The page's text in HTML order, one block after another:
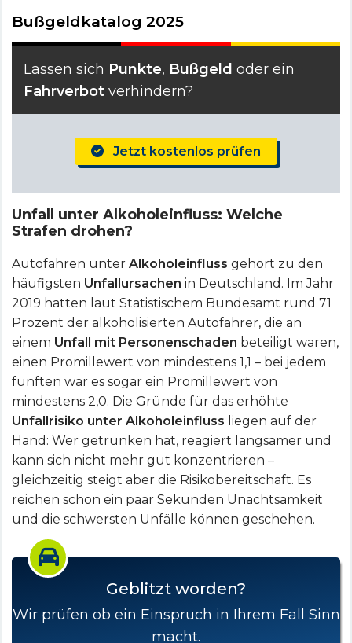
Bußgeldkatalog 2025
Lassen sich Punkte, Bußgeld oder ein
Fahrverbot verhindern?
Jetzt kostenlos prüfen
Unfall unter Alkoholeinfluss: Welche
Strafen drohen?
Autofahren unter Alkoholeinfluss gehört zu den
häufigsten Unfallursachen in Deutschland. Im Jahr
2019 hatten laut Statistischem Bundesamt rund 71
Prozent der alkoholisierten Autofahrer, die an
einem Unfall mit Personenschaden beteiligt waren,
einen Promillewert von mindestens 1,1 – bei jedem
fünften war es sogar ein Promillewert von
mindestens 2,0. Die Gründe für das erhöhte
Unfallrisiko unter Alkoholeinfluss liegen auf der
Hand: Wer getrunken hat, reagiert langsamer und
kann sich nicht mehr gut konzentrieren –
gleichzeitig steigt aber die Risikobereitschaft. Es
reichen schon ein paar Sekunden Unachtsamkeit
und die schwersten Unfälle können geschehen.
Geblitzt worden?
Wir prüfen ob ein Einspruch in Ihrem Fall Sinn
macht.